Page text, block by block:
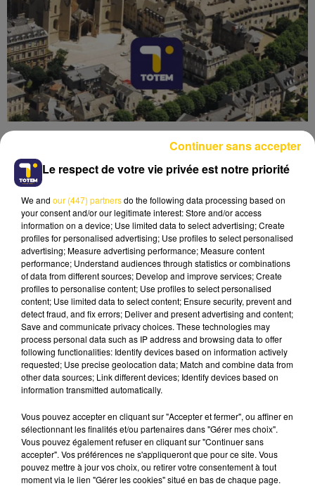
Lecture (4 min 38 sec)
16 mai 2026 - 4 min 38 sec
L'INFO DE LA LOZÈRE DU 16/05/26 À
08H30
L'info de la Lozère
AVEYRON NORD
Le respect de votre vie privée est notre priorité
We and our (447) partnersdo the following data processing based on
your consent and/or our legitimate interest: Store and/or access
information on a device; Use limited data to select advertising; Create
profiles for personalised advertising; Use profiles to select personalised
advertising; Measure advertising performance; Measure content
performance; Understand audiences through statistics or combinations
of data from different sources; Develop and improve services; Create
profiles to personalise content; Use profiles to select personalised
content; Use limited data to select content; Ensure security, prevent and
detect fraud, and fix errors; Deliver and present advertising and content;
Save and communicate privacy choices. These technologies may
process personal data such as IP address and browsing data to offer
following functionalities: Identify devices based on information actively
requested; Use precise geolocation data; Match and combine data from
other data sources; Link different devices; Identify devices based on
information transmitted automatically.
Vous pouvez accepter en cliquant sur "Accepter et fermer", ou affiner en
sélectionnant les finalités et/ou partenaires dans "Gérer mes choix".
Vous pouvez également refuser en cliquant sur "Continuer sans
accepter". Vos préférences ne s'appliqueront que pour ce site. Vous
pouvez mettre à jour vos choix, ou retirer votre consentement à tout
moment via le lien "Gérer les cookies" situé en bas de chaque page.
Continuer sans accepter